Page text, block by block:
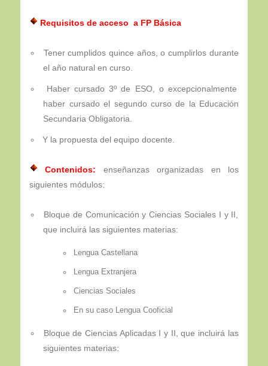
Requisitos de acceso a FP Básica
Tener cumplidos quince años, o cumplirlos durante
el año natural en curso.
Haber cursado 3º de ESO, o excepcionalmente
haber cursado el segundo curso de la Educación
Secundaria Obligatoria.
Y la propuesta del equipo docente.
Contenidos: enseñanzas organizadas en los
siguientes módulos:
Bloque de Comunicación y Ciencias Sociales I y II,
que incluirá las siguientes materias:
Lengua Castellana
Lengua Extranjera
Ciencias Sociales
En su caso Lengua Cooficial
Bloque de Ciencias Aplicadas I y II, que incluirá las
siguientes materias: